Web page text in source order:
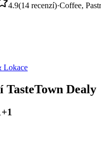
4.9(14 recenzí)·Coffee,
Lokace
Dealy